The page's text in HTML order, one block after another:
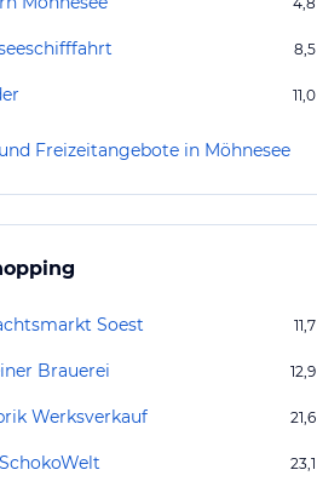
8,5
11,0
Freizeitangebote in Möhnesee
Soest 11,7
Brauerei 12,9
Werksverkauf 21,6
23,1